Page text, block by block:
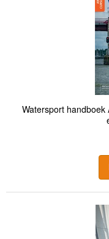
Watersport handboek